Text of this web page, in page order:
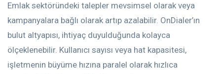
Emlak sektöründeki talepler mevsimsel olarak veya
kampanyalara bağlı olarak artıp azalabilir. OnDialer’ın
bulut altyapısı, ihtiyaç duyulduğunda kolayca
ölçeklenebilir. Kullanıcı sayısı veya hat kapasitesi,
işletmenin büyüme hızına paralel olarak hızlıca